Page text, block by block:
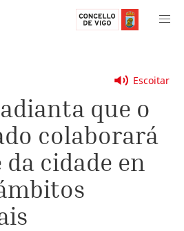
Escoitar
que o
colaborará
cidade en